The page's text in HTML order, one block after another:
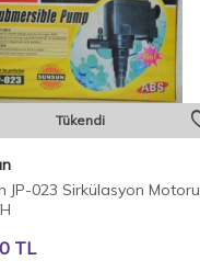
Tükendi
JP-023 Sirkülasyon Motoru
TL